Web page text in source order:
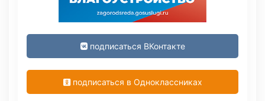
подписаться ВКонтакте
подписаться в Одноклассниках